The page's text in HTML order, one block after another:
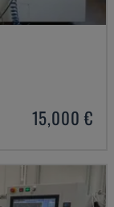
15,000 €